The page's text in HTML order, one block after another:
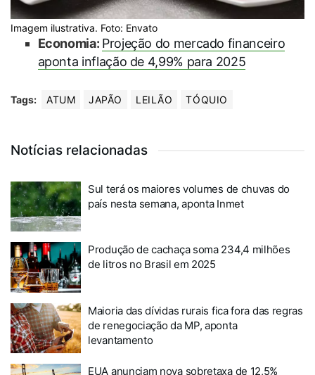
Imagem ilustrativa. Foto: Envato
Economia: Projeção do mercado financeiro
aponta inflação de 4,99% para 2025
Tags: ATUM JAPÃO LEILÃO TÓQUIO
Notícias relacionadas
Sul terá os maiores volumes de chuvas do
país nesta semana, aponta Inmet
Produção de cachaça soma 234,4 milhões
de litros no Brasil em 2025
Maioria das dívidas rurais fica fora das regras
de renegociação da MP, aponta
levantamento
EUA anunciam nova sobretaxa de 12,5%